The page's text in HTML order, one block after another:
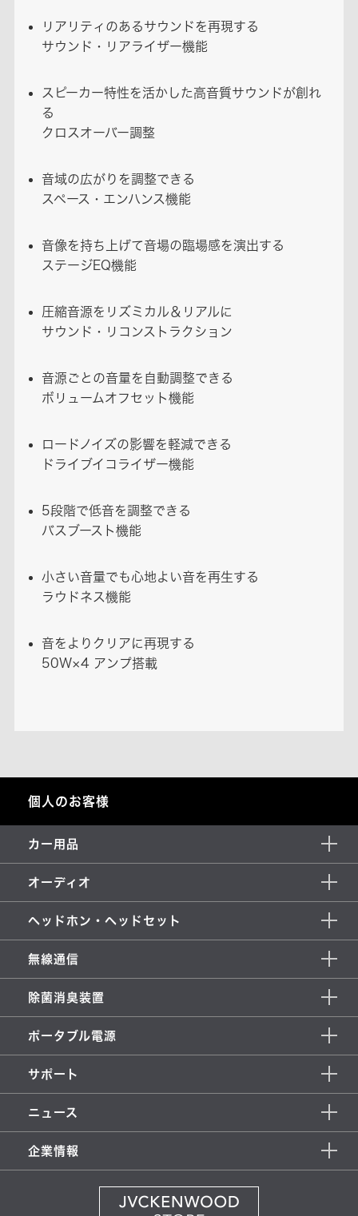
リアリティのあるサウンドを再現する
サウンド・リアライザー機能
スピーカー特性を活かした高音質サウンドが創れ
る
クロスオーバー調整
音域の広がりを調整できる
スペース・エンハンス機能
音像を持ち上げて音場の臨場感を演出する
ステージEQ機能
圧縮音源をリズミカル＆リアルに
サウンド・リコンストラクション
音源ごとの音量を自動調整できる
ボリュームオフセット機能
ロードノイズの影響を軽減できる
ドライブイコライザー機能
5段階で低音を調整できる
バスブースト機能
小さい音量でも心地よい音を再生する
ラウドネス機能
音をよりクリアに再現する
50W×4 アンプ搭載
個人のお客様
カー用品
オーディオ
ヘッドホン・ヘッドセット
無線通信
除菌消臭装置
ポータブル電源
サポート
ニュース
企業情報